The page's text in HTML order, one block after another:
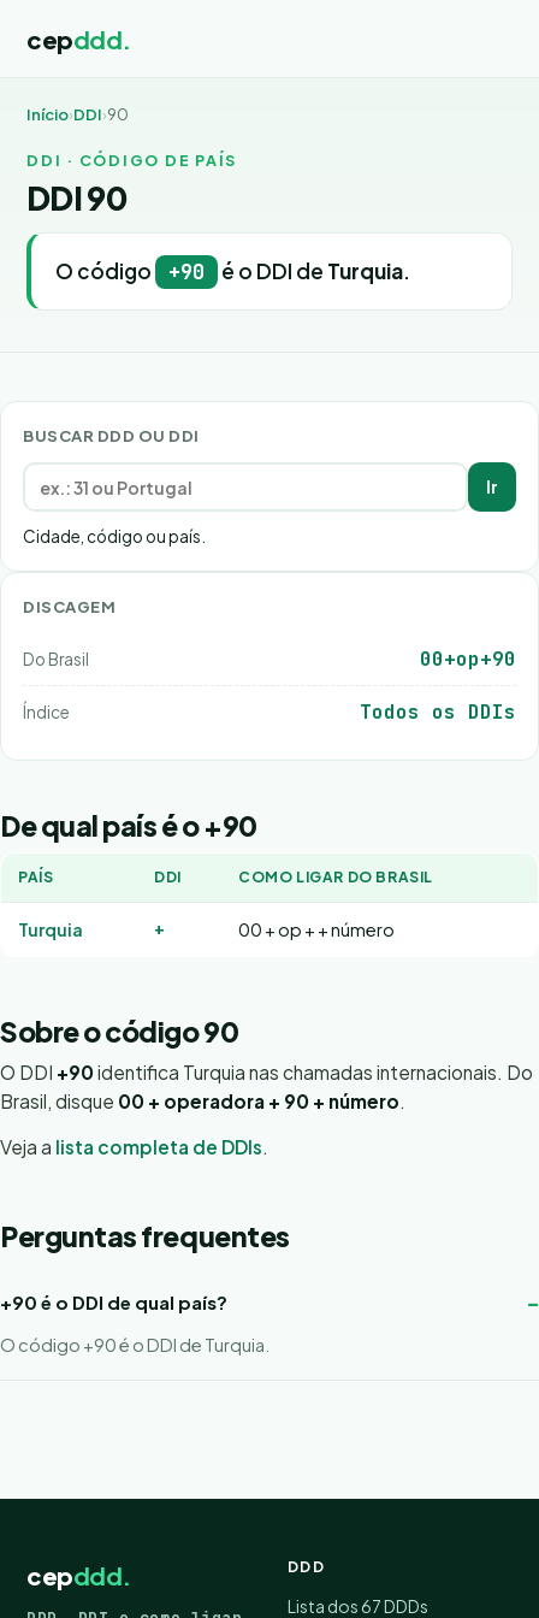
cepddd.
Início›DDI›90
DDI · CÓDIGO DE PAÍS
DDI 90
O código +90 é o DDI de Turquia.
BUSCAR DDD OU DDI
Ir
Cidade, código ou país.
DISCAGEM
Do Brasil 00+op+90
Índice Todos os DDIs
De qual país é o +90
PAÍS DDI COMO LIGAR DO BRASIL
Turquia + 00 + op + + número
Sobre o código 90
O DDI +90 identifica Turquia nas chamadas internacionais. Do
Brasil, disque 00 + operadora + 90 + número.
Veja a lista completa de DDIs.
Perguntas frequentes
+90 é o DDI de qual país?
O código +90 é o DDI de Turquia.
cepddd. DDD
Lista dos 67 DDDs